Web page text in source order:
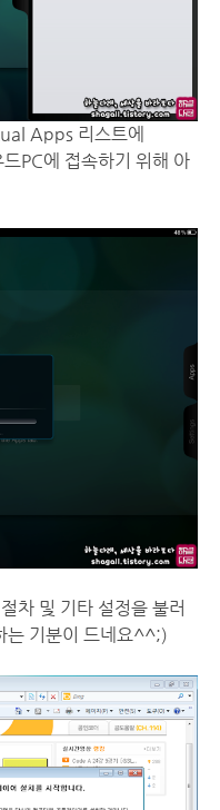
Apps 리스트에
PC에 접속하기 위해 아
차 및 기타 설정을 불러
는 기분이 드네요^^;)